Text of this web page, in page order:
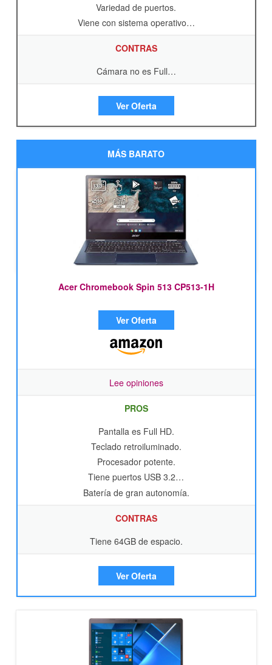
Variedad de puertos.
Viene con sistema operativo…
CONTRAS
Cámara no es Full…
Ver Oferta
MÁS BARATO
Acer Chromebook Spin 513 CP513-1H
Ver Oferta
Lee opiniones
PROS
Pantalla es Full HD.
Teclado retroiluminado.
Procesador potente.
Tiene puertos USB 3.2…
Batería de gran autonomía.
CONTRAS
Tiene 64GB de espacio.
Ver Oferta